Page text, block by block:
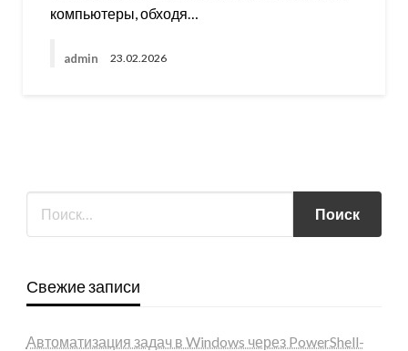
компьютеры, обходя…
admin 23.02.2026
Свежие записи
Автоматизация задач в Windows через PowerShell-